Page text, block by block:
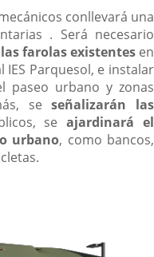
conllevará una
. Será necesario
farolas existentes en
Parquesol, e instalar
paseo urbano y zonas
seseñalizarán las
seajardinará el
urbano, como bancos,